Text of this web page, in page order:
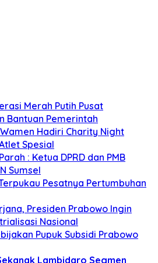
Merah Putih Pusat
Bantuan Pemerintah
Hadiri Charity Night
Spesial
: Ketua DPRD dan PMB
Sumsel
Pesatnya Pertumbuhan
Presiden Prabowo Ingin
Nasional
Pupuk Subsidi Prabowo
Lambidaro Segmen